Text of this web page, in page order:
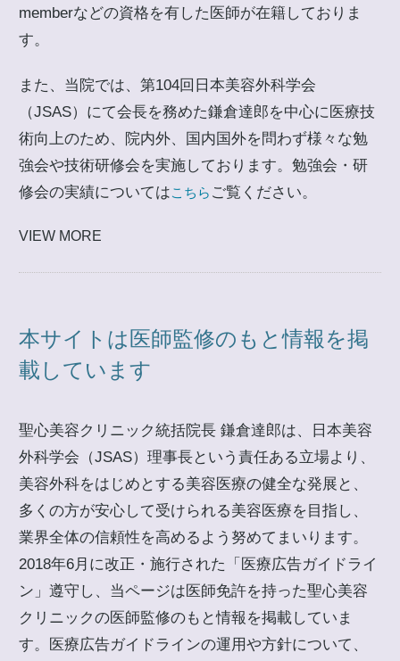
memberなどの資格を有した医師が在籍しておりま
す。
また、当院では、第104回日本美容外科学会
（JSAS）にて会長を務めた鎌倉達郎を中心に医療技
術向上のため、院内外、国内国外を問わず様々な勉
強会や技術研修会を実施しております。勉強会・研
修会の実績についてはこちら ご覧ください。
VIEW MORE
本サイトは医師監修のもと情報を掲
載しています
聖心美容クリニック統括院長 鎌倉達郎は、日本美容
外科学会（JSAS）理事長という責任ある立場より、
美容外科をはじめとする美容医療の健全な発展と、
多くの方が安心して受けられる美容医療を目指し、
業界全体の信頼性を高めるよう努めてまいります。
2018年6月に改正・施行された「医療広告ガイドライ
ン」遵守し、当ページは医師免許を持った聖心美容
クリニックの医師監修のもと情報を掲載していま
す。医療広告ガイドラインの運用や方針について、